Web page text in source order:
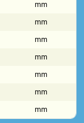
mm
mm
mm
mm
mm
mm
mm